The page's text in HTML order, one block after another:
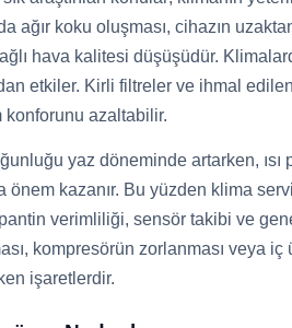
ağır koku oluşması, cihazın
hava kalitesi düşüşüdür.
etkiler. Kirli filtreler ve ihmal
konforunu azaltabilir.
yaz döneminde artarken, ısı
önem kazanır. Bu yüzden klima
verimliliği, sensör takibi ve
kompresörün zorlanması veya iç
işaretlerdir.